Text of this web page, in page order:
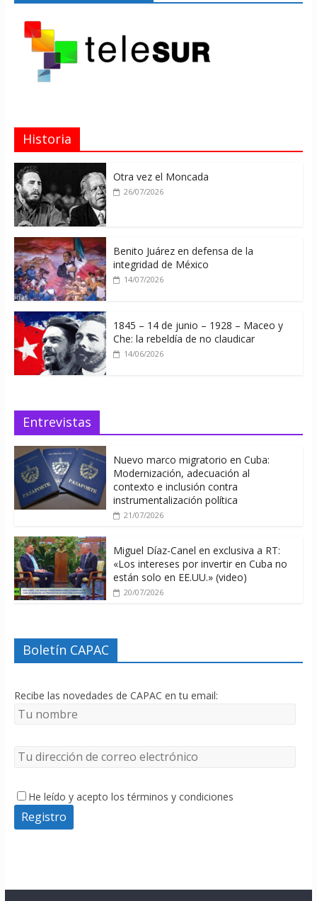
Historia
Otra vez el Moncada
26/07/2026
Benito Juárez en defensa de la
integridad de México
14/07/2026
1845 – 14 de junio – 1928 – Maceo y
Che: la rebeldía de no claudicar
14/06/2026
Entrevistas
Nuevo marco migratorio en Cuba:
Modernización, adecuación al
contexto e inclusión contra
instrumentalización política
21/07/2026
Miguel Díaz-Canel en exclusiva a RT:
«Los intereses por invertir en Cuba no
están solo en EE.UU.» (video)
20/07/2026
Boletín CAPAC
Recibe las novedades de CAPAC en tu email:
He leído y acepto los términos y condiciones